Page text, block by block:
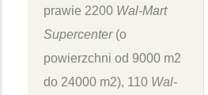
prawie 2200 Wal-Mart
Supercenter(o
powierzchni od 9000 m2
do 24000 m2), 110 Wal-